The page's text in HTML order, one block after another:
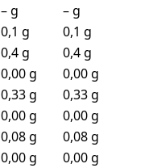
– g
– g
0,1 g
0,1 g
0,4 g
0,4 g
0,00 g
0,00 g
0,33 g
0,33 g
0,00 g
0,00 g
0,08 g
0,08 g
0,00 g
0,00 g